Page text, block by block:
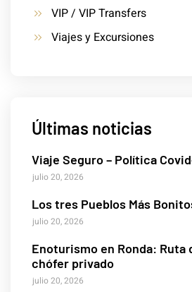
VIP / VIP Transfers
Viajes y Excursiones
Últimas noticias
Viaje Seguro – Política
julio 20, 2026
Los tres Pueblos Más
julio 20, 2026
Enoturismo en Ronda: Ruta
chófer privado
julio 20, 2026